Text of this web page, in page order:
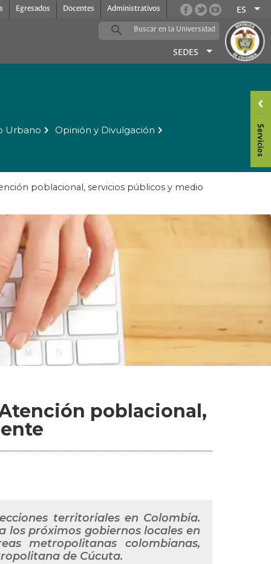
Egresados Docentes Administrativos ES
SEDES
Urbano Opinión y Divulgación
poblacional, servicios públicos y medio
poblacional,
territoriales en Colombia.
los próximos gobiernos locales en
metropolitanas colombianas,
de Cúcuta.